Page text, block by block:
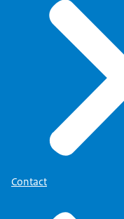
Contact